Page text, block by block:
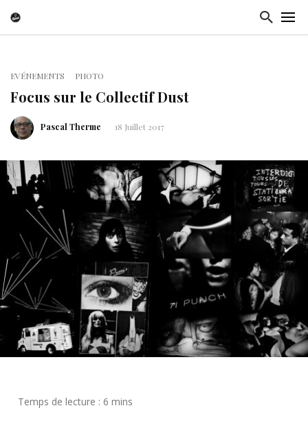
EVÉNEMENTS PHOTO
Focus sur le Collectif Dust
Pascal Therme 18 Juillet 2017